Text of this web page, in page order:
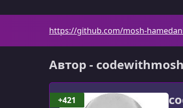
https://github.com/mosh-
Автор -
+421